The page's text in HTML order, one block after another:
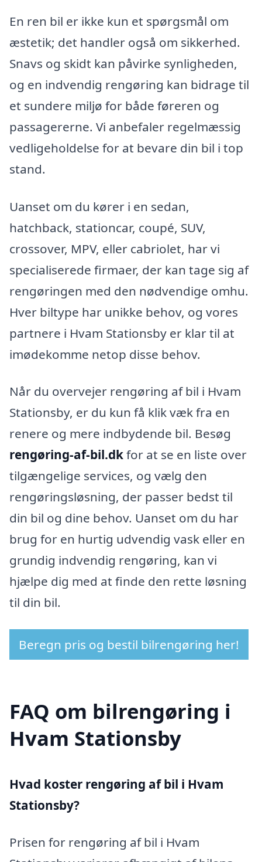
En ren bil er ikke kun et spørgsmål om
æstetik; det handler også om sikkerhed.
Snavs og skidt kan påvirke synligheden,
og en indvendig rengøring kan bidrage til
et sundere miljø for både føreren og
passagererne. Vi anbefaler regelmæssig
vedligeholdelse for at bevare din bil i top
stand.
Uanset om du kører i en sedan,
hatchback, stationcar, coupé, SUV,
crossover, MPV, eller cabriolet, har vi
specialiserede firmaer, der kan tage sig af
rengøringen med den nødvendige omhu.
Hver biltype har unikke behov, og vores
partnere i Hvam Stationsby er klar til at
imødekomme netop disse behov.
Når du overvejer rengøring af bil i Hvam
Stationsby, er du kun få klik væk fra en
renere og mere indbydende bil. Besøg
rengøring-af-bil.dkfor at se en liste over
tilgængelige services, og vælg den
rengøringsløsning, der passer bedst til
din bil og dine behov. Uanset om du har
brug for en hurtig udvendig vask eller en
grundig indvendig rengøring, kan vi
hjælpe dig med at finde den rette løsning
til din bil.
Beregn pris og bestil bilrengøring her!
FAQ om bilrengøring i
Hvam Stationsby
Hvad koster rengøring af bil i Hvam
Stationsby?
Prisen for rengøring af bil i Hvam